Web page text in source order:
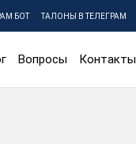
БОТ ТАЛОНЫ В ТЕЛЕГРАМ
Вопросы Контакты